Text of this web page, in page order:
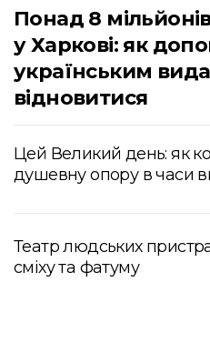
Понад 8
у Харкові: як
українським
відновитися
Цей Великий день: як
душевну опору в часи
Театр людських
сміху та фатуму